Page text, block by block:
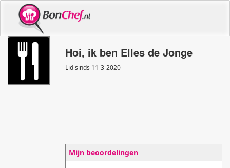
Hoi, ik ben Elles de Jonge
Lid sinds 11-3-2020
Mijn beoordelingen